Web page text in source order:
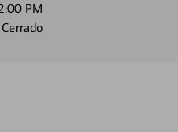
PM
Cerrado